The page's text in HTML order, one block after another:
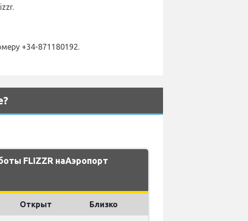
+34-871180192.
FLIZZR наАэропорт
Открыт Близко